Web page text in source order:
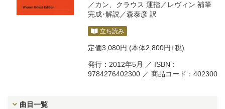
／カン クラウス 運指／ レヴィン 補筆
完成･解説／森泰彦 訳
立ち読み
定価3,080円 (本体2,800円+税)
発行：2012年5月 ／ ISBN：
9784276402300 ／ 商品コード：402300
曲目一覧